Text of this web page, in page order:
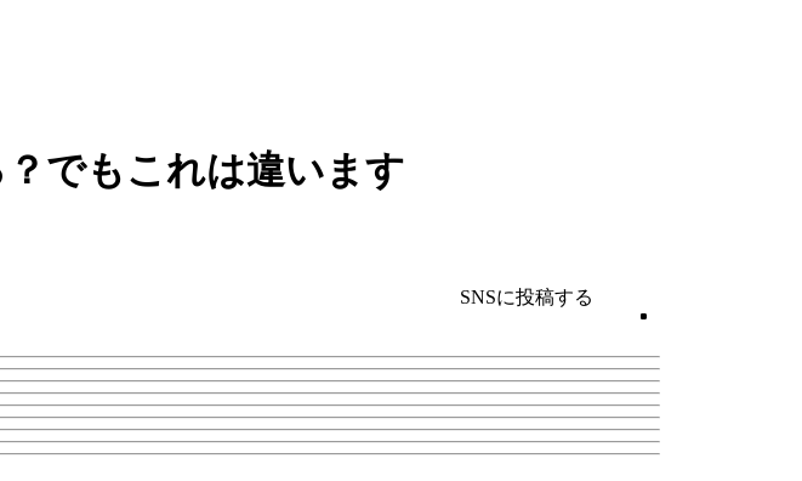
でもこれは違います
SNSに投稿する